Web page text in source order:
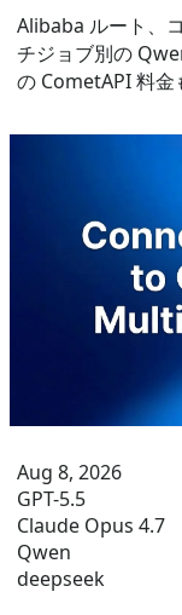
Alibaba ルート、
チジョブ別の
の CometAPI 料金
Aug 8, 2026
GPT-5.5
Claude Opus 4.7
Qwen
deepseek